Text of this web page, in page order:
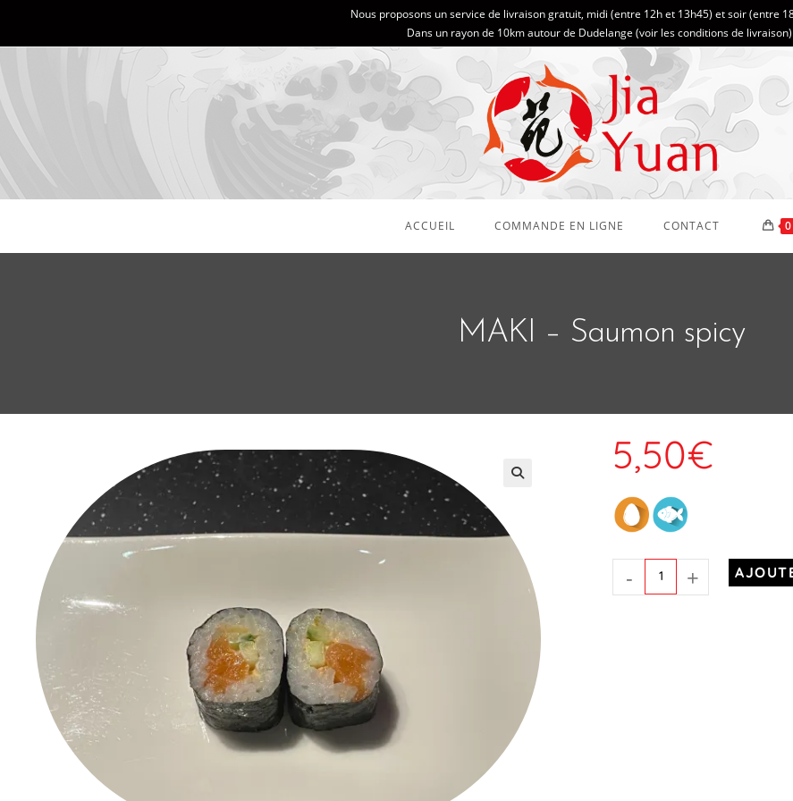
Nous proposons un service de livraison gratuit, midi (entre 12h et 13h45) et soir (entre
Dans un rayon de 10km autour de Dudelange (voir les conditions de livraison
ACCUEIL COMMANDE EN LIGNE CONTACT 0
MAKI – Saumon spicy
5,50€
- +